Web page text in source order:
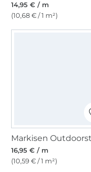
14,95 € / m
(10,68 € / 1 m²)
16,95 € / m
(10,59 € / 1 m²)